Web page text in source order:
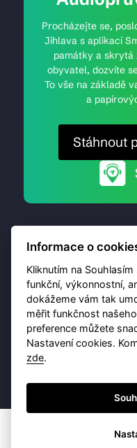
Procházejte se,
Jihlava s aplikací
památky a skrytá
obyvatel, dozvíte
To vše na základě
a
Stáhnout
© 2026 Destinační
příspěvková
Ochrana osobních
Informace o
Kliknutím na
funkční, výkonnostní,
dokážeme vám tak
měřit funkčnost
preference můžete
Nastavení cookies.
zde.